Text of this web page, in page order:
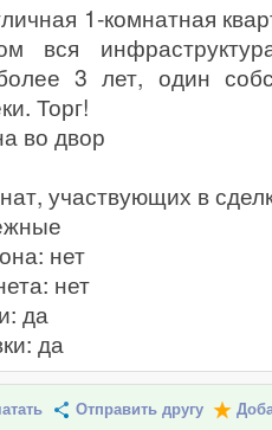
1-комнатная
вся
3 лет, один
Торг!
во двор
участвующих в
нет
нет
да
да
Отправить другу